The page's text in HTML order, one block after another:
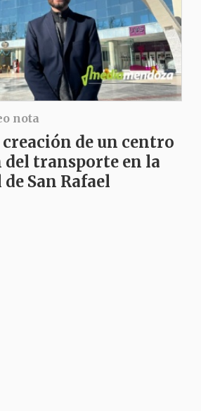
nota
de un centro
del transporte en la
San Rafael